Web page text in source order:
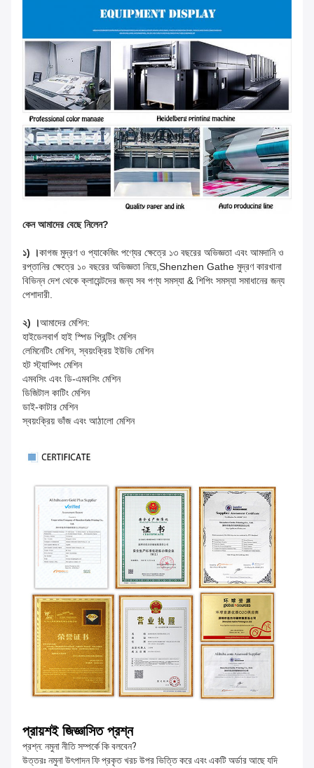
কেন আমাদের বেছে নিলেন?
১) ।কাগজ মুদ্রণ ও প্যাকেজিং পণ্যের ক্ষেত্রে ১৩ বছরের অভিজ্ঞতা এবং আমদানি ও
রপ্তানির ক্ষেত্রে ১০ বছরের অভিজ্ঞতা নিয়ে,Shenzhen Gathe মুদ্রণ কারখানা
বিভিন্ন দেশ থেকে ক্লায়েন্টদের জন্য সব পণ্য সমস্যা & শিপিং সমস্যা সমাধানের জন্য
পেশাদারী.
২) ।আমাদের মেশিন:
হাইডেলবার্গ হাই স্পিড প্রিন্টিং মেশিন
লেমিনেটিং মেশিন, স্বয়ংক্রিয় ইউভি মেশিন
হট স্ট্যাম্পিং মেশিন
এমবসিং এবং ডি-এমবসিং মেশিন
ডিজিটাল কাটিং মেশিন
ডাই-কাটার মেশিন
স্বয়ংক্রিয় ভাঁজ এবং আঠালো মেশিন
প্রায়শই জিজ্ঞাসিত প্রশ্ন
প্রশ্ন: নমুনা নীতি সম্পর্কে কি বলবেন?
উত্তরঃ নমুনা উৎপাদন ফি প্রকৃত খরচ উপর ভিত্তি করে এবং একটি অর্ডার আছে যদি